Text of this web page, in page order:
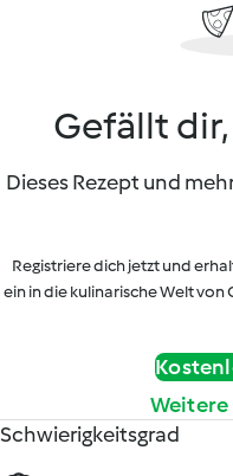
Gefällt
Dieses Rezept und
Registriere dich jetzt und
ein in die kulinarische Welt
Schwierigkeitsgrad